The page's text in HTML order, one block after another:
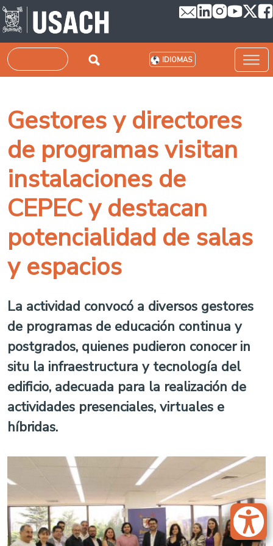
Pasar al contenido principal
Buscar IDIOMAS
Gestores y directores
de programas visitan
instalaciones de
CEPEC y destacan
potencialidad de salas
y espacios
La actividad convocó a diversos gestores
de programas de educación continua y
postgrados, quienes pudieron conocer in
situ la infraestructura y tecnología del
edificio, adecuada para la realización de
actividades presenciales, virtuales e
híbridas.